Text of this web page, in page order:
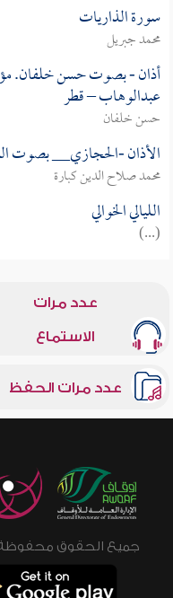
سورة الذاريات
محمد جبريل
أذان - بصوت حسن خلفان.
عبدالوهاب – قطر
حسن خلفان
الأذان -الحجازي__ بصوت
محمد صلاح الدين كبارة
الليالي الخوالي
(...)
عدد مرات
الاستماع
عدد مرات الحفظ
جميع الحقوق محفوظة © 2026 - 1998 لشبكة